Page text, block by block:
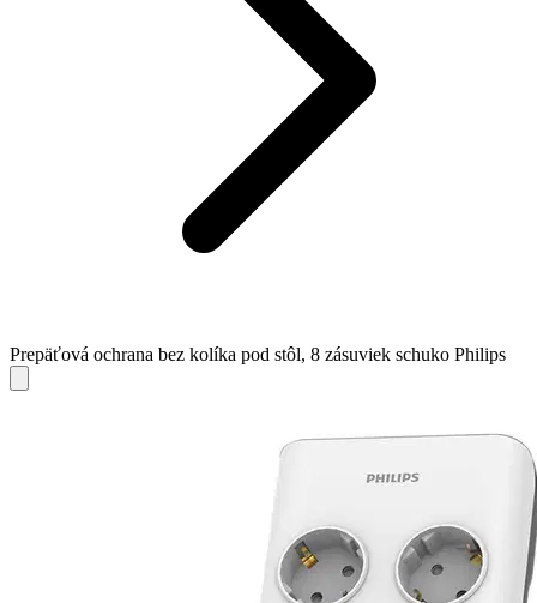
Prepäťová ochrana bez kolíka pod stôl, 8 zásuviek schuko Philips